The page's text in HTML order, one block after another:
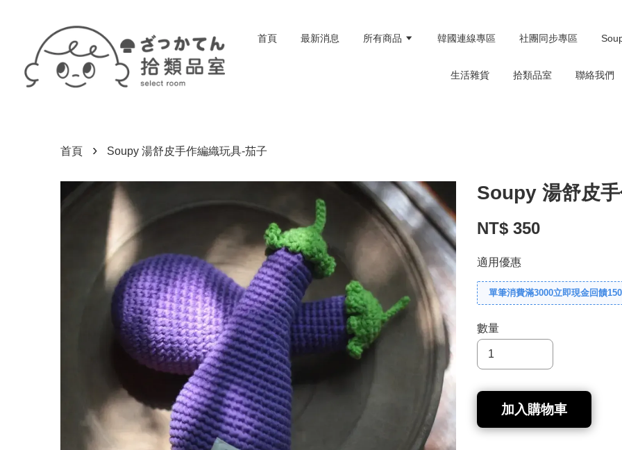
首頁 最新消息 所有商品 韓國連線專區 社團同步專區
生活雜貨 拾類品室 聯絡我們
首頁 › Soupy 湯舒皮手作編織玩具-茄子
Soupy 湯舒皮
NT$ 350
適用優惠
單筆消費滿3000立即現金回饋150
數量
加入購物車